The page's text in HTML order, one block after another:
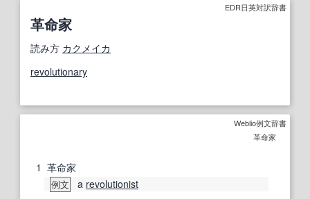
EDR日英対訳辞書
革命家
読み方 カクメイカ
revolutionary
Weblio例文辞書
革命家
1 革命家
例文 a revolutionist